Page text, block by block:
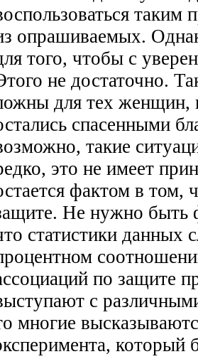
таким
опрашиваемых.
того, чтобы с
не достаточно.
для тех женщин,
спасенными
такие
это не имеет
фактом в том,
Не нужно быть
статистики данных
по защите
с
многие